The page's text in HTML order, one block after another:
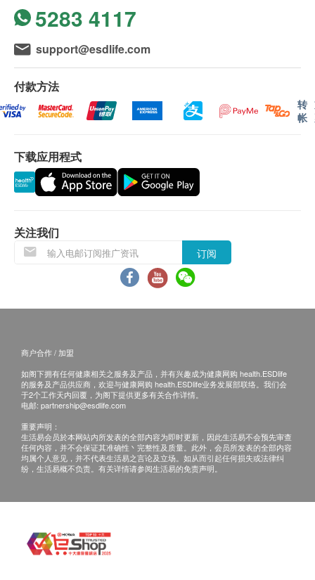
院接种疫苗。现时5合1/6合1无细胞混合疫苗都加入了
Hib疫苗，家长亦可安排小朋友独立注射。
(1) 亲身领取：客户亲身往毅力综合医护体检中心
领取报告，并由本中心医生或註册护士亲自讲解报
告；
(2) 电话讲解报告：客户需於讲解报告前到本中心
领取验身报告，并预约本中心医生或註册护士透过
电话户讲解报告。如需他人代领取验身报告，代领
者需带同授权书及该客户之身分證副本到本中心领
如有争议，毅力医护健康集团保留最後决定权。
所有身体检查并非作为医务诊断或治疗用途。
所有健康检查/服务并非作为医务诊断或治疗用
途。当阁下身体健康出现任何疾病征兆时，应立即
咨询有认可资格的医生，作出诊断及治疗。
本服务/产品由商户提供。生活易【健康网购
网购health.ESDlife概不负责。一切有关的索偿或
查询，须向提供服务之体检中心或商户提出。
5283 4117
support@esdlife.com
付款方法
转
帐
下载应用程式
关注我们
订阅
商户合作 / 加盟
如阁下拥有任何健康相关之服务及产品，并有兴趣成为健康网购 health.ESDlife
的服务及产品供应商，欢迎与健康网购 health.ESDlife业务发展部联络。我们会
于2个工作天内回覆，为阁下提供更多有关合作详情。
电邮: partnership@esdlife.com
重要声明：
生活易会员於本网站内所发表的全部内容为即时更新，因此生活易不会预先审查
任何内容，并不会保证其准确性丶完整性及质量。此外，会员所发表的全部内容
均属个人意见，并不代表生活易之言论及立场。如从而引起任何损失或法律纠
纷，生活易概不负责。有关详情请参阅生活易的免责声明。